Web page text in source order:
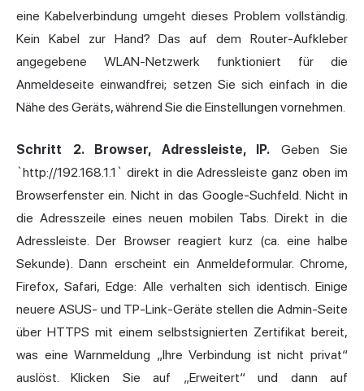
eine Kabelverbindung umgeht dieses Problem vollständig.
Kein Kabel zur Hand? Das auf dem Router-Aufkleber
angegebene WLAN-Netzwerk funktioniert für die
Anmeldeseite einwandfrei; setzen Sie sich einfach in die
Nähe des Geräts, während Sie die Einstellungen vornehmen.
Schritt 2. Browser, Adressleiste, IP. Geben Sie
`http://192.168.1.1` direkt in die Adressleiste ganz oben im
Browserfenster ein. Nicht in das Google-Suchfeld. Nicht in
die Adresszeile eines neuen mobilen Tabs. Direkt in die
Adressleiste. Der Browser reagiert kurz (ca. eine halbe
Sekunde). Dann erscheint ein Anmeldeformular. Chrome,
Firefox, Safari, Edge: Alle verhalten sich identisch. Einige
neuere ASUS- und TP-Link-Geräte stellen die Admin-Seite
über HTTPS mit einem selbstsignierten Zertifikat bereit,
was eine Warnmeldung „Ihre Verbindung ist nicht privat“
auslöst. Klicken Sie auf „Erweitert“ und dann auf